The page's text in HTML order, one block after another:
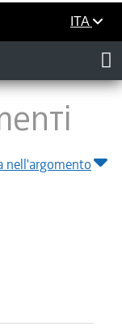
ITA
nell'argomento